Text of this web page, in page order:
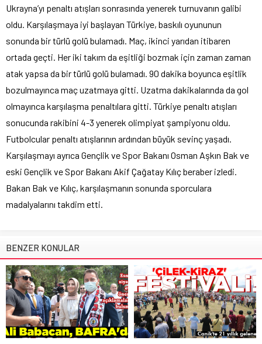
Ukrayna’yı penaltı atışları sonrasında yenerek turnuvanın galibi
oldu. Karşılaşmaya iyi başlayan Türkiye, baskılı oyununun
sonunda bir türlü golü bulamadı. Maç, ikinci yarıdan itibaren
ortada geçti. Her iki takım da eşitliği bozmak için zaman zaman
atak yapsa da bir türlü golü bulamadı. 90 dakika boyunca eşitlik
bozulmayınca maç uzatmaya gitti. Uzatma dakikalarında da gol
olmayınca karşılaşma penaltılara gitti. Türkiye penaltı atışları
sonucunda rakibini 4-3 yenerek olimpiyat şampiyonu oldu.
Futbolcular penaltı atışlarının ardından büyük sevinç yaşadı.
Karşılaşmayı ayrıca Gençlik ve Spor Bakanı Osman Aşkın Bak ve
eski Gençlik ve Spor Bakanı Akif Çağatay Kılıç beraber izledi.
Bakan Bak ve Kılıç, karşılaşmanın sonunda sporculara
madalyalarını takdim etti.
BENZER KONULAR